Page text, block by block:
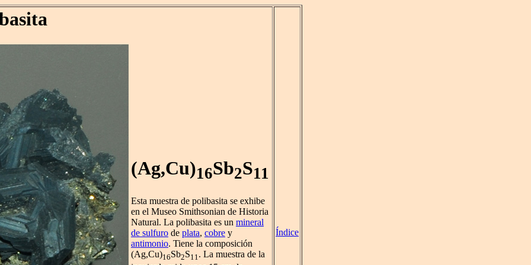
(Ag,Cu)16Sb2S11
Esta muestra de polibasita se exhibe
en el Museo Smithsonian de Historia
Natural. La polibasita es un mineral
de sulfuro de plata, cobre y
antimonio. Tiene la composición
(Ag,Cu)16Sb2S11. La muestra de la
Índice